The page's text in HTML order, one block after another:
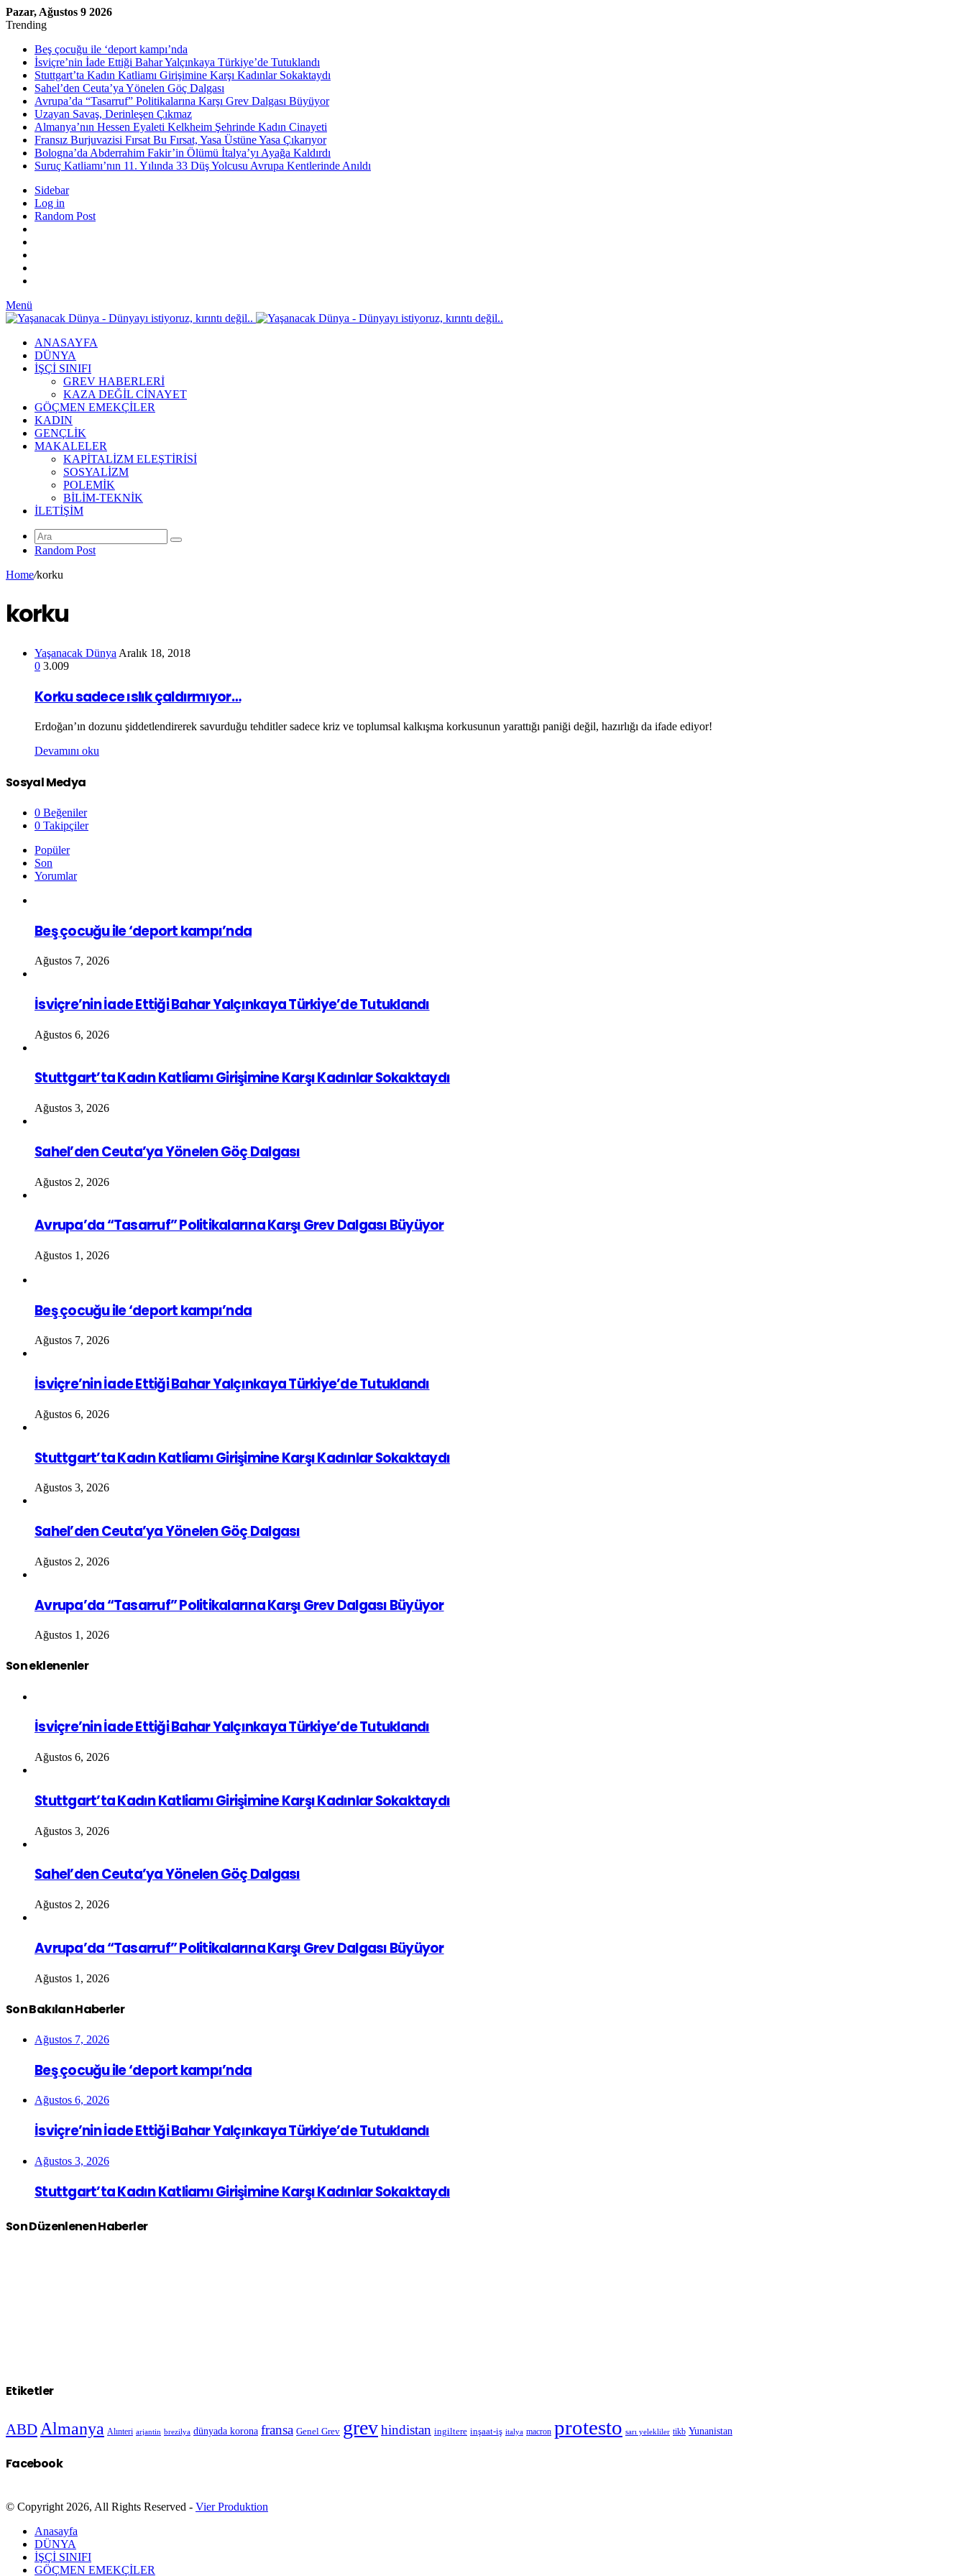
Pazar, Ağustos 9 2026
Trending
Beş çocuğu ile ‘deport kampı’nda
İsviçre’nin İade Ettiği Bahar Yalçınkaya Türkiye’de Tutuklandı
Stuttgart’ta Kadın Katliamı Girişimine Karşı Kadınlar Sokaktaydı
Sahel’den Ceuta’ya Yönelen Göç Dalgası
Avrupa’da “Tasarruf” Politikalarına Karşı Grev Dalgası Büyüyor
Uzayan Savaş, Derinleşen Çıkmaz
Almanya’nın Hessen Eyaleti Kelkheim Şehrinde Kadın Cinayeti
Fransız Burjuvazisi Fırsat Bu Fırsat, Yasa Üstüne Yasa Çıkarıyor
Bologna’da Abderrahim Fakir’in Ölümü İtalya’yı Ayağa Kaldırdı
Suruç Katliamı’nın 11. Yılında 33 Düş Yolcusu Avrupa Kentlerinde Anıldı
Sidebar
Log in
Random Post
Menü
ANASAYFA
DÜNYA
İŞÇİ SINIFI
GREV HABERLERİ
KAZA DEĞİL CİNAYET
GÖÇMEN EMEKÇİLER
KADIN
GENÇLİK
MAKALELER
KAPİTALİZM ELEŞTİRİSİ
SOSYALİZM
POLEMİK
BİLİM-TEKNİK
ILETIŞIM
Random Post
Home/korku
korku
Yaşanacak Dünya Aralık 18, 2018
0 3.009
Korku sadece ıslık çaldırmıyor…
Erdoğan’ın dozunu şiddetlendirerek savurduğu tehditler sadece kriz ve toplumsal kalkışma korkusunun yarattığı paniği değil, hazırlığı da ifade ediyor!
Devamını oku
Sosyal Medya
0 Beğeniler
0 Takipçiler
Popüler
Son
Yorumlar
Beş çocuğu ile ‘deport kampı’nda
Ağustos 7, 2026
İsviçre’nin İade Ettiği Bahar Yalçınkaya Türkiye’de Tutuklandı
Ağustos 6, 2026
Stuttgart’ta Kadın Katliamı Girişimine Karşı Kadınlar Sokaktaydı
Ağustos 3, 2026
Sahel’den Ceuta’ya Yönelen Göç Dalgası
Ağustos 2, 2026
Avrupa’da “Tasarruf” Politikalarına Karşı Grev Dalgası Büyüyor
Ağustos 1, 2026
Beş çocuğu ile ‘deport kampı’nda
Ağustos 7, 2026
İsviçre’nin İade Ettiği Bahar Yalçınkaya Türkiye’de Tutuklandı
Ağustos 6, 2026
Stuttgart’ta Kadın Katliamı Girişimine Karşı Kadınlar Sokaktaydı
Ağustos 3, 2026
Sahel’den Ceuta’ya Yönelen Göç Dalgası
Ağustos 2, 2026
Avrupa’da “Tasarruf” Politikalarına Karşı Grev Dalgası Büyüyor
Ağustos 1, 2026
Son eklenenler
İsviçre’nin İade Ettiği Bahar Yalçınkaya Türkiye’de Tutuklandı
Ağustos 6, 2026
Stuttgart’ta Kadın Katliamı Girişimine Karşı Kadınlar Sokaktaydı
Ağustos 3, 2026
Sahel’den Ceuta’ya Yönelen Göç Dalgası
Ağustos 2, 2026
Avrupa’da “Tasarruf” Politikalarına Karşı Grev Dalgası Büyüyor
Ağustos 1, 2026
Son Bakılan Haberler
Ağustos 7, 2026
Beş çocuğu ile ‘deport kampı’nda
Ağustos 6, 2026
İsviçre’nin İade Ettiği Bahar Yalçınkaya Türkiye’de Tutuklandı
Ağustos 3, 2026
Stuttgart’ta Kadın Katliamı Girişimine Karşı Kadınlar Sokaktaydı
Son Düzenlenen Haberler
Etiketler
ABD Almanya Alınteri arjantin brezilya dünyada korona fransa Genel Grev grevhindistan ingiltere inşaat-iş italya macron protesto sarı yelekliler tikb Yunanistan
Facebook
© Copyright 2026, All Rights Reserved - Vier Produktion
Anasayfa
DÜNYA
İŞÇİ SINIFI
GÖÇMEN EMEKÇİLER